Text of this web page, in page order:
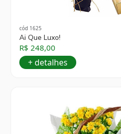
cód 1625
Ai Que Luxo!
R$ 248,00
+ detalhes